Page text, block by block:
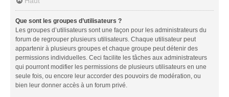
Que sont les groupes d’utilisateurs ?
Les groupes d’utilisateurs sont une façon pour les administrateurs du
forum de regrouper plusieurs utilisateurs. Chaque utilisateur peut
appartenir à plusieurs groupes et chaque groupe peut détenir des
permissions individuelles. Ceci facilite les tâches aux administrateurs
qui pourront modifier les permissions de plusieurs utilisateurs en une
seule fois, ou encore leur accorder des pouvoirs de modération, ou
bien leur donner accès à un forum privé.